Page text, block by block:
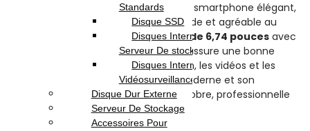
Honor X5c PLUS 4G 4Go 128Go est un smartphone élégant,
conçu pour offrir une expérience fluide et agréable au
quotidien. Son grand écranLCD TFT de 6,74 pouces avec
720 x 1600 pixelsassure une bonne
qualité d’affichage pour la navigation, les vidéos et les
réseaux sociaux. Avec son design moderne et son
Noir
, il offre une apparence sobre, professionnelle
et intemporelle.
Standards
Disque SSD
Disques Internes Pour
Serveur De stockage
Disques Internes Pour
Vidéosurveillance
Disque Dur Externe
Serveur De Stockage
Accessoires Pour